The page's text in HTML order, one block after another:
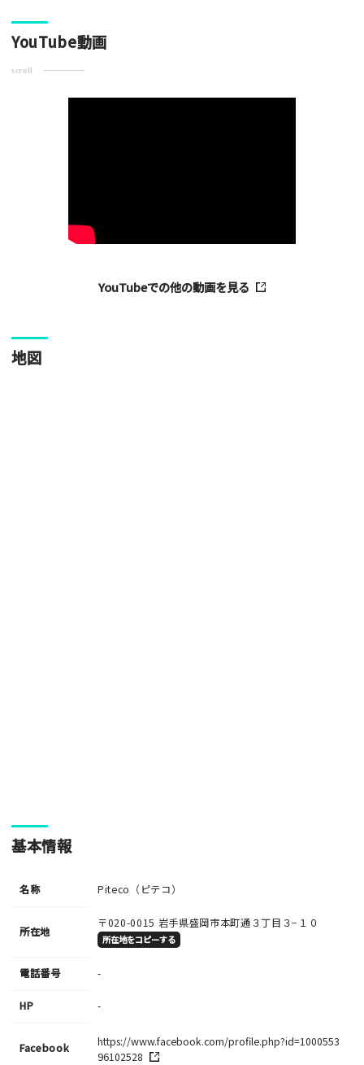
[text photo3alt placeholder "写真の解説※任意]
YouTube動画
scroll
YouTubeでの他の動画を見る
地図
基本情報
名称 Piteco（ピテコ）
所在地
〒020-0015 岩手県盛岡市本町通３丁目３−１０
所在地をコピーする
電話番号 -
HP -
Facebook
https://www.facebook.com/profile.php?id=1000553
96102528